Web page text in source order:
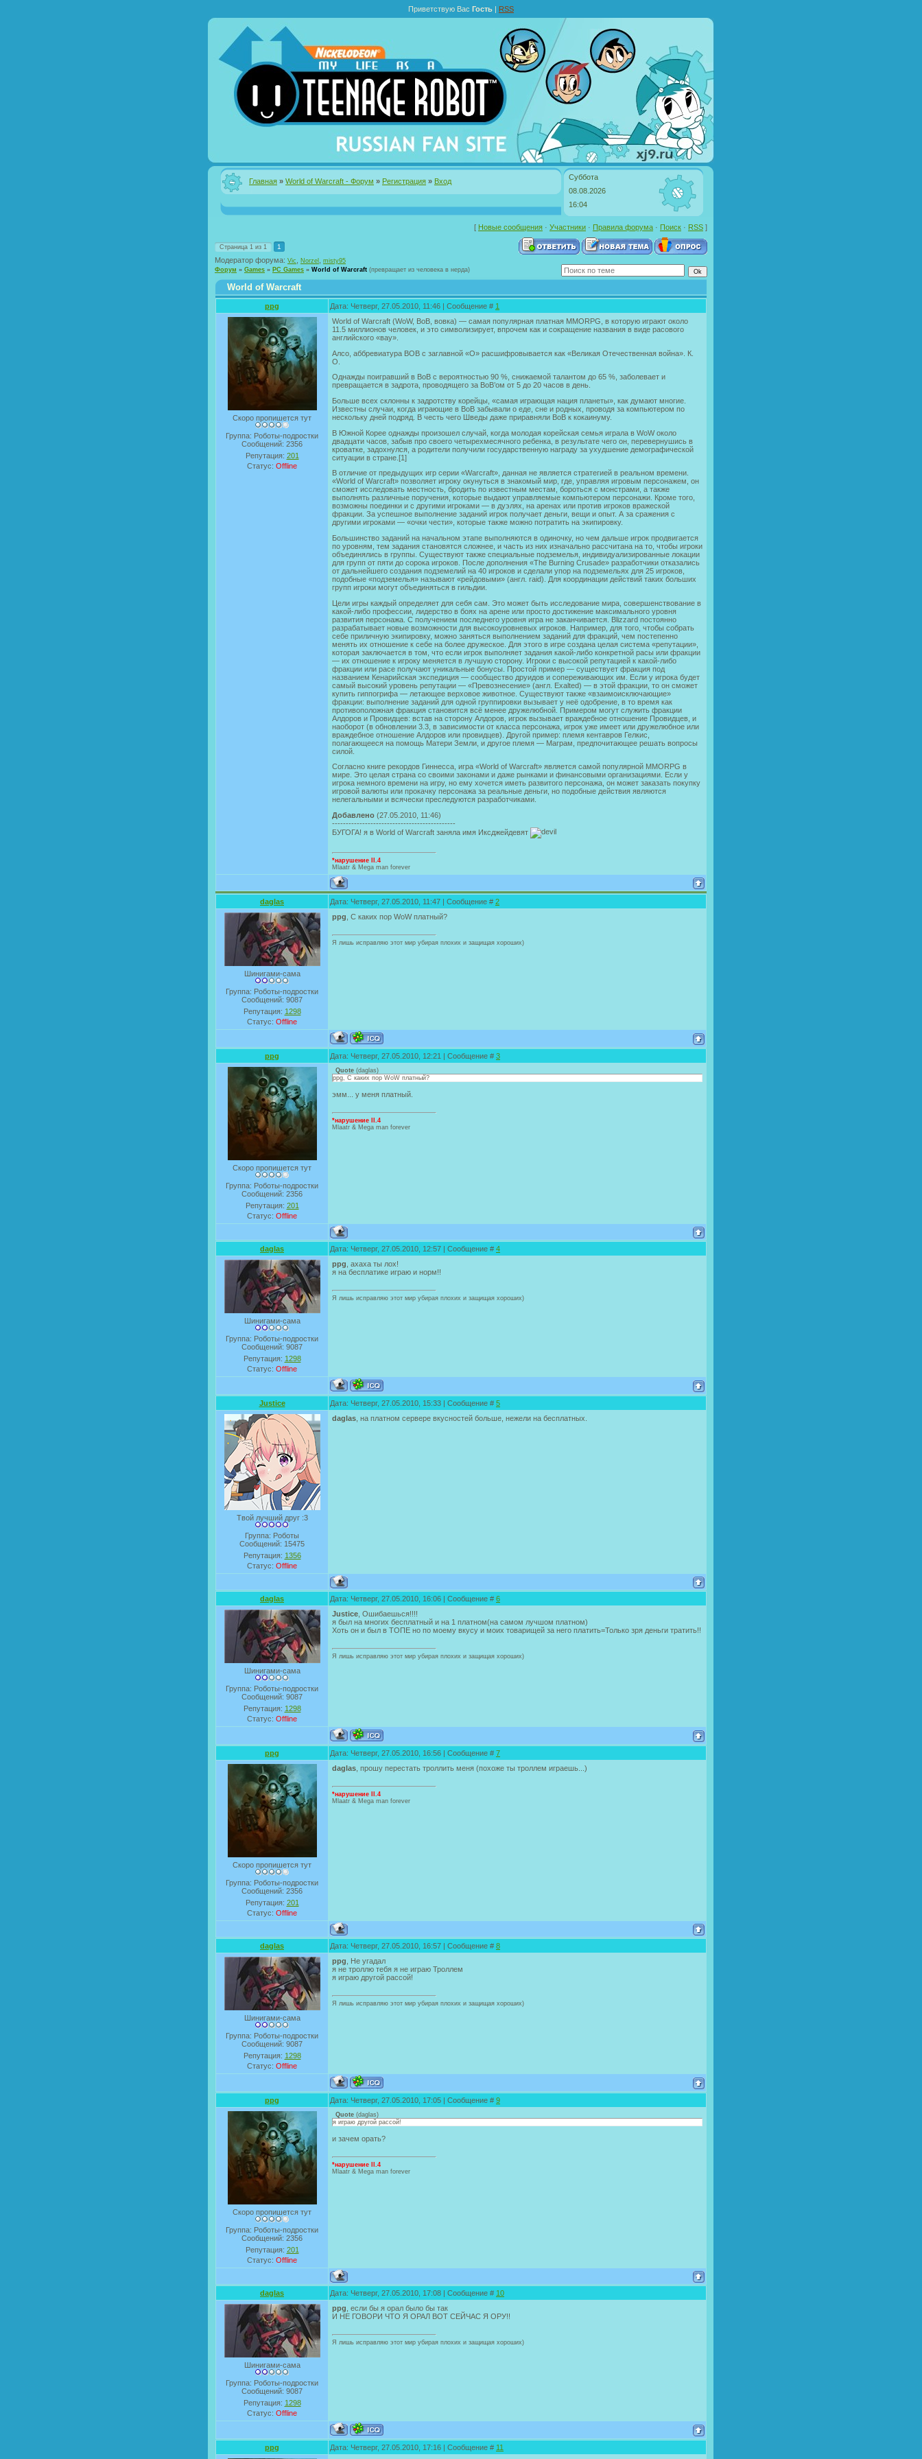
Приветствую Вас Гость | RSS
Главная » World of Warcraft - Форум » Регистрация » Вход
Суббота
08.08.2026
16:04
[ Новые сообщения · Участники · Правила форума · Поиск · RSS ]
Страница 1 из 1 1
Модератор форума: Vic Norzel
misty95
Форум » Games » PC Games » World of Warcraft (превращает из человека в нерда)
World of Warcraft
ppg Дата: Четверг, 27.05.2010, 11:46 | Сообщение # 1
Скоро пропишется тут
Группа: Роботы-подростки
Сообщений: 2356
Репутация: 201
Статус: Offline
World of Warcraft (WoW, ВoВ, вовка) — самая популярная платная MMORPG, в которую играют около
11.5 миллионов человек, и это символизирует, впрочем как и сокращение названия в виде расового
английского «вау».
Алсо, аббревиатура ВОВ с заглавной «О» расшифровывается как «Великая Отечественная война». К.
О.
Однажды поигравший в ВоВ с вероятностью 90 %, снижаемой талантом до 65 %, заболевает и
превращается в задрота, проводящего за ВоВ’ом от 5 до 20 часов в день.
Больше всех склонны к задротству корейцы, «самая играющая нация планеты», как думают многие.
Известны случаи, когда играющие в ВоВ забывали о еде, сне и родных, проводя за компьютером по
нескольку дней подряд. В честь чего Шведы даже приравняли ВоВ к кокаинуму.
В Южной Корее однажды произошел случай, когда молодая корейская семья играла в WoW около
двадцати часов, забыв про своего четырехмесячного ребенка, в результате чего он, перевернушись в
кроватке, задохнулся, а родители получили государственную награду за ухудшение демографической
ситуации в стране.[1]
В отличие от предыдущих игр серии «Warcraft», данная не является стратегией в реальном времени.
«World of Warcraft» позволяет игроку окунуться в знакомый мир, где, управляя игровым персонажем, он
сможет исследовать местность, бродить по известным местам, бороться с монстрами, а также
выполнять различные поручения, которые выдают управляемые компьютером персонажи. Кроме того,
возможны поединки и с другими игроками — в дуэлях, на аренах или против игроков вражеской
фракции. За успешное выполнение заданий игрок получает деньги, вещи и опыт. А за сражения с
другими игроками — «очки чести», которые также можно потратить на экипировку.
Большинство заданий на начальном этапе выполняются в одиночку, но чем дальше игрок продвигается
по уровням, тем задания становятся сложнее, и часть из них изначально рассчитана на то, чтобы игроки
объединялись в группы. Существуют также специальные подземелья, индивидуализированные локации
для групп от пяти до сорока игроков. После дополнения «The Burning Crusade» разработчики отказались
от дальнейшего создания подземелий на 40 игроков и сделали упор на подземельях для 25 игроков,
подобные «подземелья» называют «рейдовыми» (англ. raid). Для координации действий таких больших
групп игроки могут объединяться в гильдии.
Цели игры каждый определяет для себя сам. Это может быть исследование мира, совершенствование в
какой-либо профессии, лидерство в боях на арене или просто достижение максимального уровня
развития персонажа. С получением последнего уровня игра не заканчивается. Blizzard постоянно
разрабатывает новые возможности для высокоуровневых игроков. Например, для того, чтобы собрать
себе приличную экипировку, можно заняться выполнением заданий для фракций, чем постепенно
менять их отношение к себе на более дружеское. Для этого в игре создана целая система «репутации»,
которая заключается в том, что если игрок выполняет задания какой-либо конкретной расы или фракции
— их отношение к игроку меняется в лучшую сторону. Игроки с высокой репутацией к какой-либо
фракции или расе получают уникальные бонусы. Простой пример — существует фракция под
названием Кенарийская экспедиция — сообщество друидов и сопереживающих им. Если у игрока будет
самый высокий уровень репутации — «Превознесение» (англ. Exalted) — в этой фракции, то он сможет
купить гиппогрифа — летающее верховое животное. Существуют также «взаимоисключающие»
фракции: выполнение заданий для одной группировки вызывает у неё одобрение, в то время как
противоположная фракция становится всё менее дружелюбной. Примером могут служить фракции
Алдоров и Провидцев: встав на сторону Алдоров, игрок вызывает враждебное отношение Провидцев, и
наоборот (в обновлении 3.3, в зависимости от класса персонажа, игрок уже имеет или дружелюбное или
враждебное отношение Алдоров или провидцев). Другой пример: племя кентавров Гелкис,
полагающееся на помощь Матери Земли, и другое племя — Маграм, предпочитающее решать вопросы
силой.
Согласно книге рекордов Гиннесса, игра «World of Warcraft» является самой популярной MMORPG в
мире. Это целая страна со своими законами и даже рынками и финансовыми организациями. Если у
игрока немного времени на игру, но ему хочется иметь развитого персонажа, он может заказать покупку
игровой валюты или прокачку персонажа за реальные деньги, но подобные действия являются
нелегальными и всячески преследуются разработчиками.
Добавлено (27.05.2010, 11:46)
---------------------------------------------
БУГОГА! я в World of Warcraft заняла имя Иксджейдевят
*нарушение II.4
Mlaatr & Mega man forever
daglas Дата: Четверг, 27.05.2010, 11:47 | Сообщение # 2
Шинигами-сама
Группа: Роботы-подростки
Сообщений: 9087
Репутация: 1298
Статус: Offline
ppg , С каких пор WoW платный?
Я лишь исправляю этот мир убирая плохих и защищая хороших)
ppg Дата: Четверг, 27.05.2010, 12:21 | Сообщение # 3
Скоро пропишется тут
Группа: Роботы-подростки
Сообщений: 2356
Репутация: 201
Статус: Offline
Quote (daglas)
ppg, С каких пор WoW платный?
эмм... у меня платный.
*нарушение II.4
Mlaatr & Mega man forever
daglas Дата: Четверг, 27.05.2010, 12:57 | Сообщение # 4
Шинигами-сама
Группа: Роботы-подростки
Сообщений: 9087
Репутация: 1298
Статус: Offline
ppg , ахаха ты лох!
я на бесплатике играю и норм!!
Я лишь исправляю этот мир убирая плохих и защищая хороших)
Justice Дата: Четверг, 27.05.2010, 15:33 | Сообщение # 5
Твой лучший друг :3
Группа: Роботы
Сообщений: 15475
Репутация: 1356
Статус: Offline
daglas , на платном сервере вкусностей больше, нежели на бесплатных.
daglas Дата: Четверг, 27.05.2010, 16:06 | Сообщение # 6
Шинигами-сама
Группа: Роботы-подростки
Сообщений: 9087
Репутация: 1298
Статус: Offline
Justice , Ошибаешься!!!!
я был на многих бесплатный и на 1 платном(на самом лучшом платном)
Хоть он и был в ТОПЕ но по моему вкусу и моих товарищей за него платить=Только зря деньги тратить!!
Я лишь исправляю этот мир убирая плохих и защищая хороших)
ppg Дата: Четверг, 27.05.2010, 16:56 | Сообщение # 7
Скоро пропишется тут
Группа: Роботы-подростки
Сообщений: 2356
Репутация: 201
Статус: Offline
daglas , прошу перестать троллить меня (похоже ты троллем играешь...)
*нарушение II.4
Mlaatr & Mega man forever
daglas Дата: Четверг, 27.05.2010, 16:57 | Сообщение # 8
Шинигами-сама
Группа: Роботы-подростки
Сообщений: 9087
Репутация: 1298
Статус: Offline
ppg , Не угадал
я не троллю тебя я не играю Троллем
я играю другой рассой!
Я лишь исправляю этот мир убирая плохих и защищая хороших)
ppg Дата: Четверг, 27.05.2010, 17:05 | Сообщение # 9
Скоро пропишется тут
Группа: Роботы-подростки
Сообщений: 2356
Репутация: 201
Статус: Offline
Quote (daglas)
я играю другой рассой!
и зачем орать?
*нарушение II.4
Mlaatr & Mega man forever
daglas Дата: Четверг, 27.05.2010, 17:08 | Сообщение # 10
Шинигами-сама
Группа: Роботы-подростки
Сообщений: 9087
Репутация: 1298
Статус: Offline
ppg , если бы я орал было бы так
И НЕ ГОВОРИ ЧТО Я ОРАЛ ВОТ СЕЙЧАС Я ОРУ!!
Я лишь исправляю этот мир убирая плохих и защищая хороших)
ppg Дата: Четверг, 27.05.2010, 17:16 | Сообщение # 11